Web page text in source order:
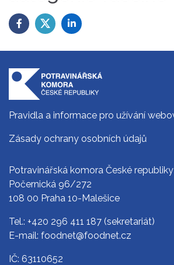
Pravidla a informace pro užívání
Zásady ochrany osobních údajů
Potravinářská komora České republiky
Počernická 96/272
108 00 Praha 10-Malešice
Tel.: +420 296 411 187 (sekretariát)
E-mail: foodnet@foodnet.cz
IČ: 63110652